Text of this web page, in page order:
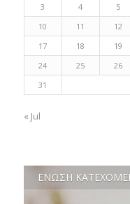
3
4 5
10
11 12
17
18 19
24
25 26
31
« Jul